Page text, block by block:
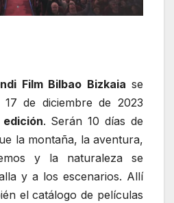
Film Bilbao Bizkaia se
de diciembre de 2023
edición. Serán 10 días de
la montaña, la aventura,
y la naturaleza se
y a los escenarios. Allí
el catálogo de películas